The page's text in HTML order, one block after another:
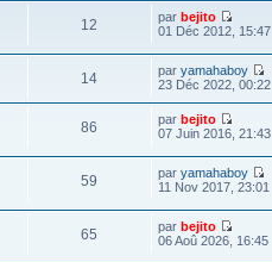
12 parbejito
01 Déc 2012, 15:47
14 paryamahaboy
23 Déc 2022, 00:22
86 parbejito
07 Juin 2016, 21:43
59 paryamahaboy
11 Nov 2017, 23:01
65 parbejito
06 Aoû 2026, 16:45